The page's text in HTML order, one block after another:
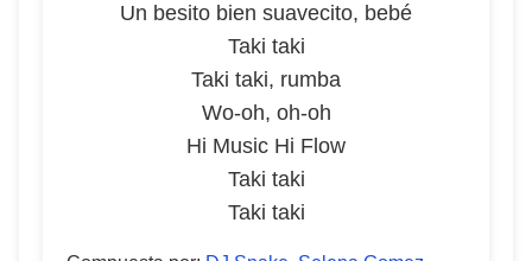
Un besito bien suavecito, bebé
Taki taki
Taki taki, rumba
Wo-oh, oh-oh
Hi Music Hi Flow
Taki taki
Taki taki